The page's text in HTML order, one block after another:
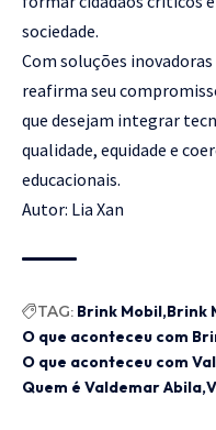
sociedade.
Com soluções
reafirma seu
que desejam integrar
qualidade, equidade e
educacionais.
Autor: Lia Xan
TAG: Brink Mobil Brink
O que aconteceu com
O que aconteceu com
Quem é Valdemar Abila